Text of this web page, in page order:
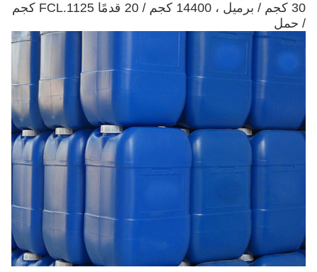
30 كجم / برميل ، 14400 كجم / 20 قدمًا FCL.1125 كجم
/ حمل